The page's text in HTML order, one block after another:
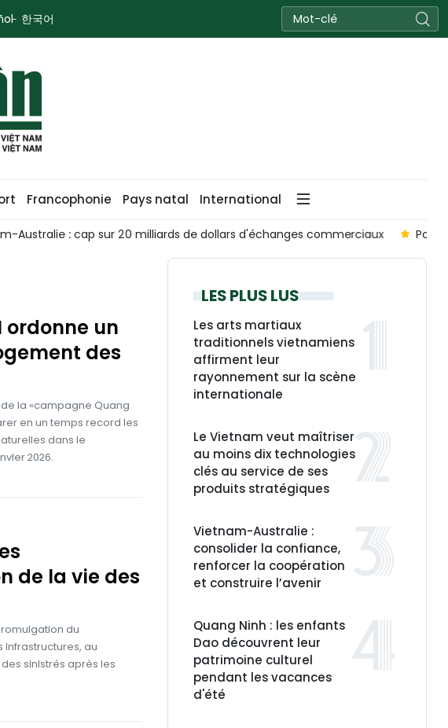
한국어
Francophonie Pays natal International
20 milliards de dollars d'échanges commerciaux Porter le partenariat
ordonne un
des
la «campagne Quang
en un temps record les
dans le
2026.
de la vie des
du
au
sinistrés après les
LES PLUS LUS
Les arts martiaux
traditionnels vietnamiens
affirment leur
rayonnement sur la scène
internationale
Le Vietnam veut maîtriser
au moins dix technologies
clés au service de ses
produits stratégiques
Vietnam-Australie :
consolider la confiance,
renforcer la coopération
et construire l’avenir
Quang Ninh : les enfants
Dao découvrent leur
patrimoine culturel
pendant les vacances
d'été